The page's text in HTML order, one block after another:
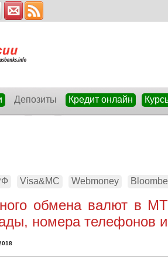
Депозиты Кредит онлайн
Visa&MC Webmoney
обмена валют в
номера телефонов